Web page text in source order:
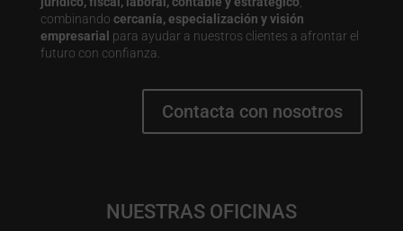
combinando cercanía, especialización y visión
empresarial para ayudar a nuestros clientes a afrontar el
futuro con confianza.
Contacta con nosotros
NUESTRAS OFICINAS